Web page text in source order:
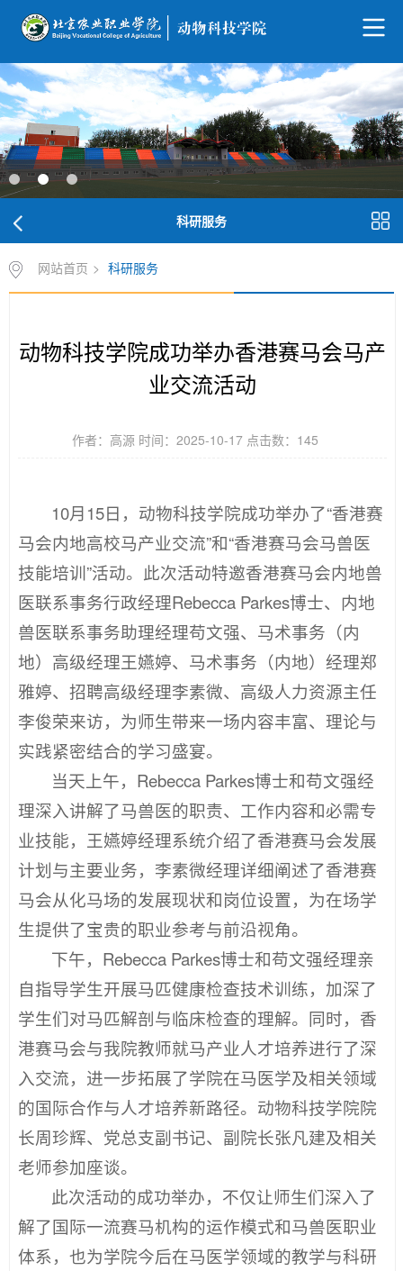
科研服务
网站首页 > 科研服务
动物科技学院成功举办香港赛马会马产
业交流活动
作者：高源 时间：2025-10-17 点击数： 145
10月15日，动物科技学院成功举办了“香港赛
马会内地高校马产业交流”和“香港赛马会马兽医
技能培训”活动。此次活动特邀香港赛马会内地兽
医联系事务行政经理Rebecca Parkes博士、内地
兽医联系事务助理经理苟文强、马术事务（内
地）高级经理王嬿婷、马术事务（内地）经理郑
雅婷、招聘高级经理李素微、高级人力资源主任
李俊荣来访，为师生带来一场内容丰富、理论与
实践紧密结合的学习盛宴。
当天上午，Rebecca Parkes博士和苟文强经
理深入讲解了马兽医的职责、工作内容和必需专
业技能，王嬿婷经理系统介绍了香港赛马会发展
计划与主要业务，李素微经理详细阐述了香港赛
马会从化马场的发展现状和岗位设置，为在场学
生提供了宝贵的职业参考与前沿视角。
下午，Rebecca Parkes博士和苟文强经理亲
自指导学生开展马匹健康检查技术训练，加深了
学生们对马匹解剖与临床检查的理解。同时，香
港赛马会与我院教师就马产业人才培养进行了深
入交流，进一步拓展了学院在马医学及相关领域
的国际合作与人才培养新路径。动物科技学院院
长周珍辉、党总支副书记、副院长张凡建及相关
老师参加座谈。
此次活动的成功举办，不仅让师生们深入了
解了国际一流赛马机构的运作模式和马兽医职业
体系，也为学院今后在马医学领域的教学与科研